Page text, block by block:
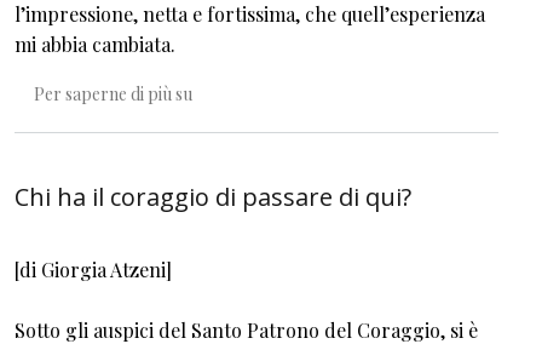
l’impressione, netta e fortissima, che quell’esperienza
mi abbia cambiata.
Per saperne di più su
Chi ha il coraggio di passare di qui?
[di Giorgia Atzeni]
Sotto gli auspici del Santo Patrono del Coraggio, si è